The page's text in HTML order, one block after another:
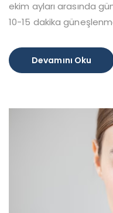
ekim ayları arasında
10-15 dakika
Devamını Oku